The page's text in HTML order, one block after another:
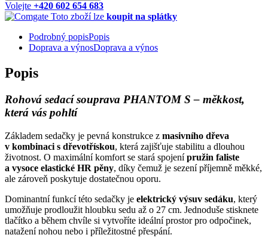
Volejte +420 602 654 683
Toto zboží lze koupit na splátky
Podrobný popisPopis
Doprava a výnosDoprava a výnos
Popis
Rohová sedací souprava PHANTOM S – měkkost,
která vás pohltí
Základem sedačky je pevná konstrukce z masivního dřeva
v kombinaci s dřevotřískou, která zajišťuje stabilitu a dlouhou
životnost. O maximální komfort se stará spojenípružin faliste
a vysoce elastické HR pěny, díky čemuž je sezení příjemně měkké,
ale zároveň poskytuje dostatečnou oporu.
Dominantní funkcí této sedačky je elektrický výsuv sedáku, který
umožňuje prodloužit hloubku sedu až o 27 cm. Jednoduše stisknete
tlačítko a během chvíle si vytvoříte ideální prostor pro odpočinek,
natažení nohou nebo i příležitostné přespání.